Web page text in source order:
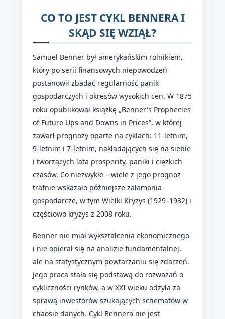
CO TO JEST CYKL BENNERA I
SKĄD SIĘ WZIĄŁ?
Samuel Benner był amerykańskim rolnikiem,
który po serii finansowych niepowodzeń
postanowił zbadać regularność panik
gospodarczych i okresów wysokich cen. W 1875
roku opublikował książkę „Benner's Prophecies
of Future Ups and Downs in Prices”, w której
zawarł prognozy oparte na cyklach: 11-letnim,
9-letnim i 7-letnim, nakładających się na siebie
i tworzących lata prosperity, paniki i ciężkich
czasów. Co niezwykłe – wiele z jego prognoz
trafnie wskazało późniejsze załamania
gospodarcze, w tym Wielki Kryzys (1929–1932) i
częściowo kryzys z 2008 roku.
Benner nie miał wykształcenia ekonomicznego
i nie opierał się na analizie fundamentalnej,
ale na statystycznym powtarzaniu się zdarzeń.
Jego praca stała się podstawą do rozważań o
cykliczności rynków, a w XXI wieku odżyła za
sprawą inwestorów szukających schematów w
chaosie danych. Cykl Bennera nie jest